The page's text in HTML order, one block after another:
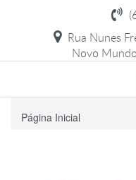
Rua Nunes
Novo
Página Inicial